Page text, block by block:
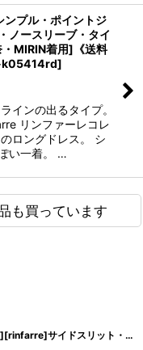
プル・ポイントジ
ノースリーブ・タイ
・MIRIN着用]《送料
]
インの出るタイプ。
リンファーレコレ
ロングドレス。 シ
い一着。 …
も買っています
[韓国製][rinfarre]サイドスリット・シンプル・シャイニー・サテン生地・ノースリーブ・タック・ロングドレス[山崎みどり・MIRIN着用]《送料＆代引き手数料無料》 mycp